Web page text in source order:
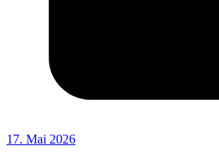
17. Mai 2026